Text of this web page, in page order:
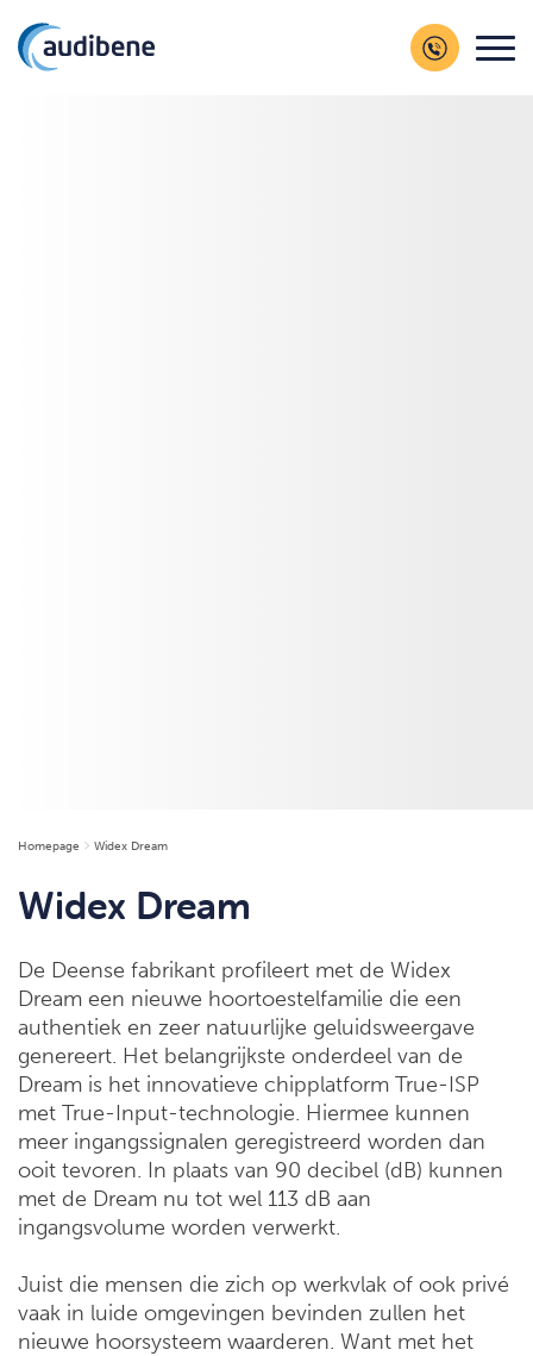
Homepage Widex Dream
Widex Dream
De Deense fabrikant profileert met de Widex
Dream een nieuwe hoortoestelfamilie die een
authentiek en zeer natuurlijke geluidsweergave
genereert. Het belangrijkste onderdeel van de
Dream is het innovatieve chipplatform True-ISP
met True-Input-technologie. Hiermee kunnen
meer ingangssignalen geregistreerd worden dan
ooit tevoren. In plaats van 90 decibel (dB) kunnen
met de Dream nu tot wel 113 dB aan
ingangsvolume worden verwerkt.
Juist die mensen die zich op werkvlak of ook privé
vaak in luide omgevingen bevinden zullen het
nieuwe hoorsysteem waarderen. Want met het